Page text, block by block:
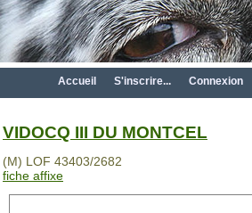
Accueil S'inscrire... Connexion
VIDOCQ III DU MONTCEL
(M) LOF 43403/2682
fiche affixe